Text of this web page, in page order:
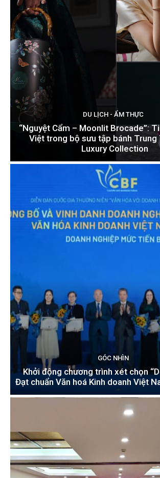
DU LỊCH - ẨM THỰC
“Nguyệt Cẩm – Moonlit Brocade”:
Việt trong bộ sưu tập bánh Trung
Luxury Collection
GÓC NHÌN
Khởi động chương trình xét chọn
Đạt chuẩn Văn hoá Kinh doanh Việt